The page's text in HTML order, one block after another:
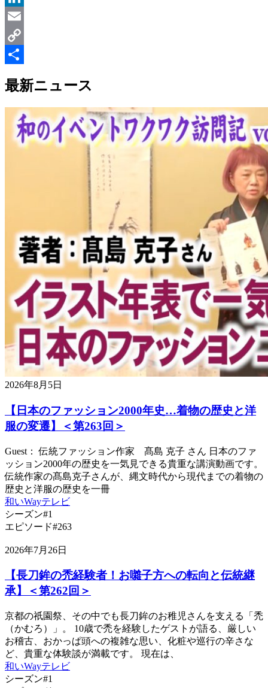
最新ニュース
2026年8月5日
【日本のファッション2000年史…着物の歴史と洋
服の変遷】＜第263回＞
Guest： 伝統ファッション作家 髙島 克子 さん 日本のファ
ッション2000年の歴史を一気見できる貴重な講演動画です。
伝統作家の髙島克子さんが、縄文時代から現代までの着物の
歴史と洋服の歴史を一冊
和いWayテレビ
シーズン#1
エピソード#263
2026年7月26日
【長刀鉾の禿経験者！お囃子方への転向と伝統継
承】＜第262回＞
京都の祇園祭、その中でも長刀鉾のお稚児さんを支える「禿
（かむろ）」。 10歳で禿を経験したゲストが語る、厳しい
お稽古、おかっぱ頭への複雑な思い、化粧や巡行の辛さな
ど、貴重な体験談が満載です。 現在は、
和いWayテレビ
シーズン#1